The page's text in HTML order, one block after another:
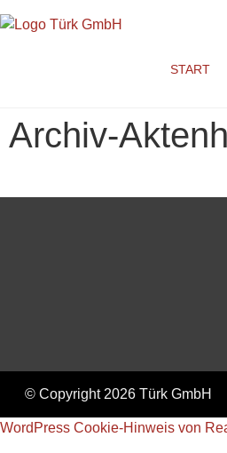
START
Archiv-
© Copyright 2026 Türk GmbH
WordPress Cookie-Hinweis von